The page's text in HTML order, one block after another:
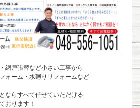
網戸張替など小さい工事から
ォーム・水廻りリフォームなど
ならすべて任せていただける
おります！